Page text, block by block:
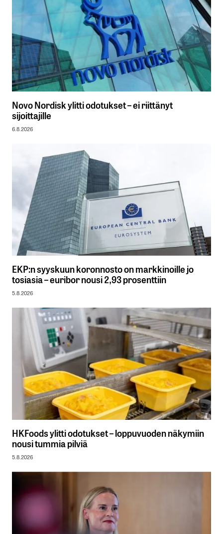
Novo Nordisk ylitti odotukset – ei riittänyt
sijoittajille
6.8.2026
EKP:n syyskuun koronnosto on markkinoille jo
tosiasia – euribor nousi 2,93 prosenttiin
5.8.2026
HKFoods ylitti odotukset – loppuvuoden näkymiin
nousi tummia pilviä
5.8.2026